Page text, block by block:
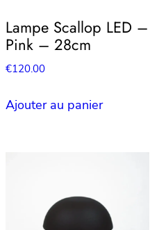
Lampe Scallop LED –
Pink – 28cm
€120.00
Ajouter au panier